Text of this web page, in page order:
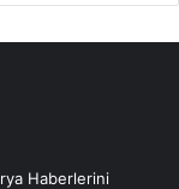
Haberlerini